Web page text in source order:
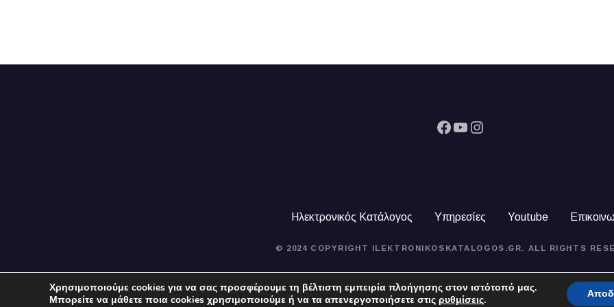
Facebook YouTube Instagram
Ηλεκτρονικός Κατάλογος Υπηρεσίες Youtube
© 2024 COPYRIGHT ILEKTRONIKOSKATALOGOS.GR. ALL RIGHTS
Χρησιμοποιούμε cookies για να σας προσφέρουμε τη βέλτιστη εμπειρία πλοήγησης στον ιστότοπό μας.
Μπορείτε να μάθετε ποια cookies χρησιμοποιούμε ή να τα απενεργοποιήσετε στις ρυθμίσεις.